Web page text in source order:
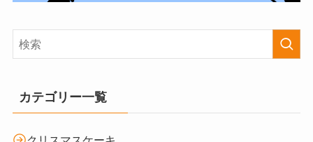
カテゴリー一覧